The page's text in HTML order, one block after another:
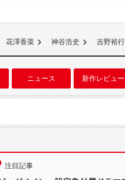
花澤香菜 神谷浩史 吉野裕行
ニュース 新作レビュー
注目記事